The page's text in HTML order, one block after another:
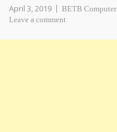
April 3, 2019
BETB
Leave a comment